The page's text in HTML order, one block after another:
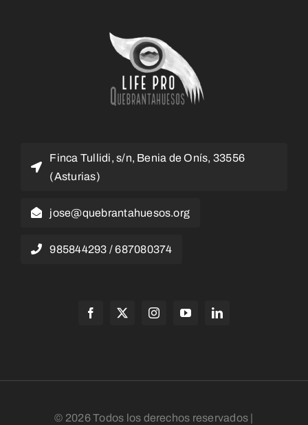
Finca Tullidi, s/n, Benia de Onís, 33556
(Asturias)
jose@quebrantahuesos.org
985844293 / 687080374
© 2026 Todos los derechos reservados |